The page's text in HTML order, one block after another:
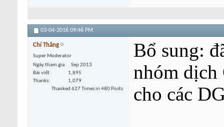
03-04-2016 09:46 PM
Chí Thăng
Super Moderator
Ngày tham gia
Sep 2013
Bài viết
1,895
Thanks
1,079
Thanked 627 Times in 480 Posts
Bổ sung:
nhóm dịch
cho các